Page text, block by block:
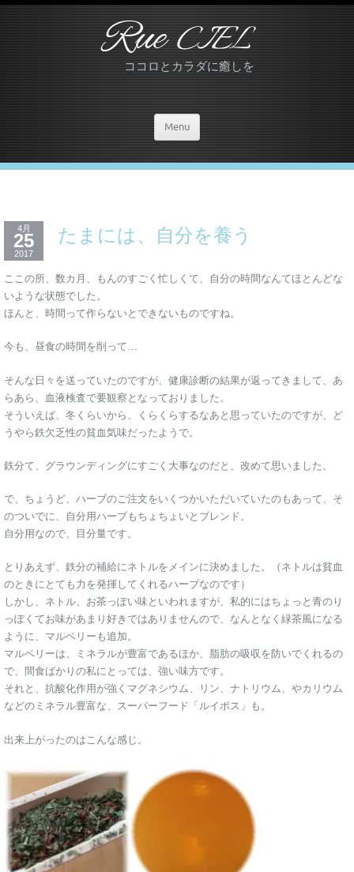
RueCIEL
ココロとカラダに癒しを
Menu
4月
25
2017
たまには、自分を養う
ここの所、数カ月、もんのすごく忙しくて、自分の時間なんてほとんどな
いような状態でした。
ほんと、時間って作らないとできないものですね。
今も、昼食の時間を削って…
そんな日々を送っていたのですが、健康診断の結果が返ってきまして、あ
らあら、血液検査で要観察となっておりました。
そういえば、冬くらいから、くらくらするなあと思っていたのですが、ど
うやら鉄欠乏性の貧血気味だったようで。
鉄分て、グラウンディングにすごく大事なのだと、改めて思いました。
で、ちょうど、ハーブのご注文をいくつかいただいていたのもあって、そ
のついでに、自分用ハーブもちょちょいとブレンド。
自分用なので、目分量です。
とりあえず、鉄分の補給にネトルをメインに決めました。（ネトルは貧血
のときにとても力を発揮してくれるハーブなのです）
しかし、ネトル、お茶っぽい味といわれますが、私的にはちょっと青のり
っぽくてお味があまり好きではありませんので、なんとなく緑茶風になる
ように、マルベリーも追加。
マルベリーは、ミネラルが豊富であるほか、脂肪の吸収を防いでくれるの
で、間食ばかりの私にとっては、強い味方です。
それと、抗酸化作用が強くマグネシウム、リン、ナトリウム、やカリウム
などのミネラル豊富な、スーパーフード「ルイボス」も。
出来上がったのはこんな感じ。